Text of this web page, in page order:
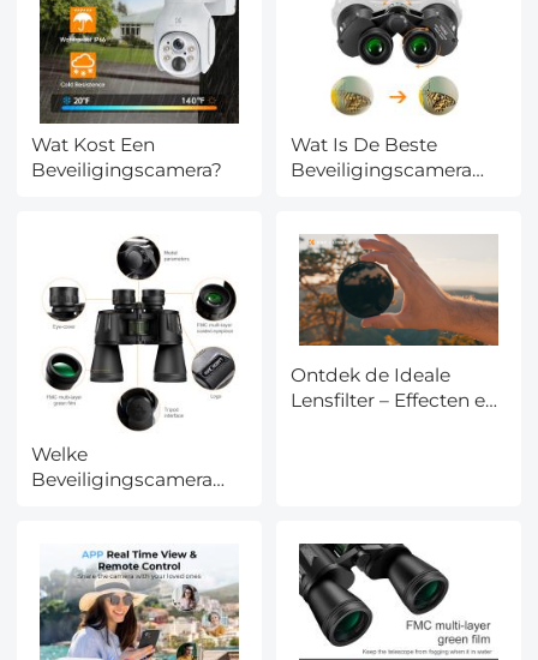
Wat Kost Een
Beveiligingscamera?
Wat Is De Beste
Beveiligingscamera
Welke
Beveiligingscamera
Ontdek de Ideale
Lensfilter – Effecten en